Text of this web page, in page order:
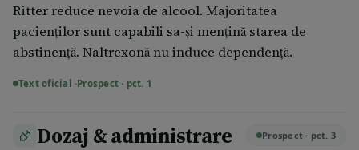
Ritter reduce nevoia de alcool. Majoritatea
pacienţilor sunt capabili sa-şi menţină starea de
abstinenţă. Naltrexonă nu induce dependenţă.
Text oficial ·Prospect · pct. 1
Dozaj & administrare Prospect · pct. 3